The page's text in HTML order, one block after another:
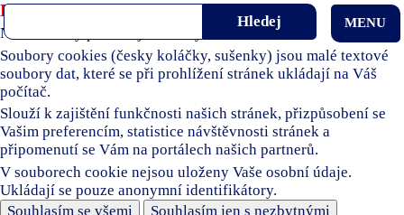
Používáme soubory cookies
Naše stránky používají soubory cookies.
Soubory cookies (česky koláčky, sušenky) jsou malé textové
soubory dat, které se při prohlížení stránek ukládají na Váš
počítač.
Slouží k zajištění funkčnosti našich stránek, přizpůsobení se
Vašim preferencím, statistice návštěvnosti stránek a
připomenutí se Vám na portálech našich partnerů.
V souborech cookie nejsou uloženy Vaše osobní údaje.
Ukládají se pouze anonymní identifikátory.
Souhlasím se všemi
Souhlasím jen s nezbytnými
MENU